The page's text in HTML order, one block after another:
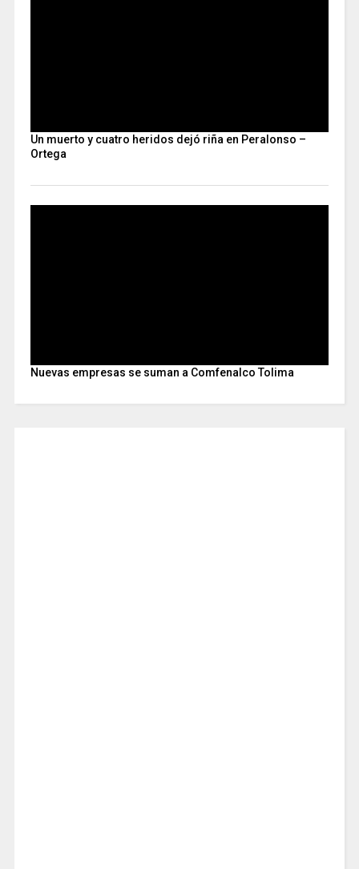
Un muerto y cuatro heridos dejó riña en Peralonso –
Ortega
Nuevas empresas se suman a Comfenalco Tolima